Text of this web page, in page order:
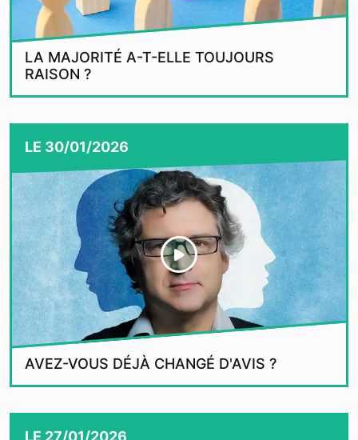
LA MAJORITÉ A-T-ELLE TOUJOURS
RAISON ?
LE 30/01/2026
AVEZ-VOUS DÉJÀ CHANGÉ D'AVIS ?
LE 27/01/2026